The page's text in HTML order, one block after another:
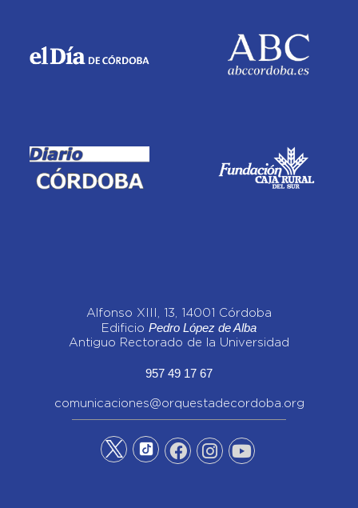
Alfonso XIII, 13, 14001 Córdoba
Edificio Pedro López de Alba
Antiguo Rectorado de la Universidad
957 49 17 67
comunicaciones@orquestadecordoba.org